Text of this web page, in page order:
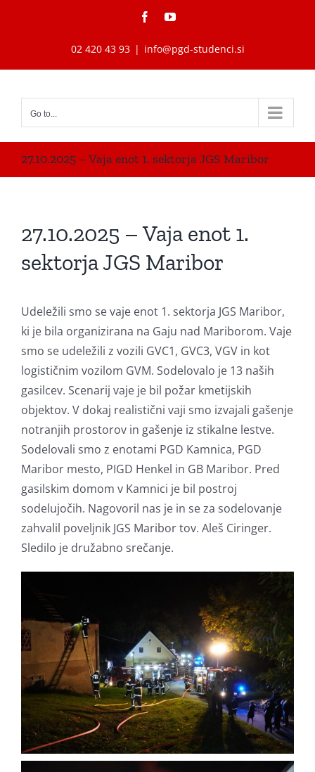
FacebookYouTube
02 420 43 93 | info@pgd-studenci.si
Go to...
27.10.2025 – Vaja enot 1. sektorja JGS Maribor
27.10.2025 – Vaja enot 1.
sektorja JGS Maribor
Udeležili smo se vaje enot 1. sektorja JGS Maribor,
ki je bila organizirana na Gaju nad Mariborom. Vaje
smo se udeležili z vozili GVC1, GVC3, VGV in kot
logističnim vozilom GVM. Sodelovalo je 13 naših
gasilcev. Scenarij vaje je bil požar kmetijskih
objektov. V dokaj realistični vaji smo izvajali gašenje
notranjih prostorov in gašenje iz stikalne lestve.
Sodelovali smo z enotami PGD Kamnica, PGD
Maribor mesto, PIGD Henkel in GB Maribor. Pred
gasilskim domom v Kamnici je bil postroj
sodelujočih. Nagovoril nas je in se za sodelovanje
zahvalil poveljnik JGS Maribor tov. Aleš Ciringer.
Sledilo je družabno srečanje.